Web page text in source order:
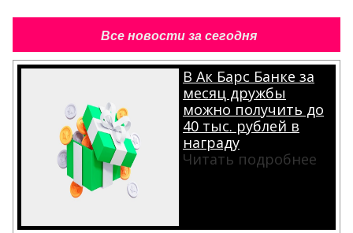
Все новости за сегодня
В Ак Барс Банке за
месяц дружбы
можно получить до
40 тыс. рублей в
награду
Читать подробнее